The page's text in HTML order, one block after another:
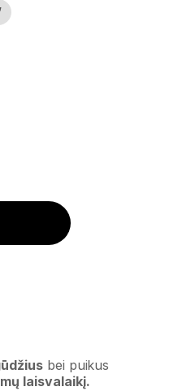
bei puikus
laisvalaikį.